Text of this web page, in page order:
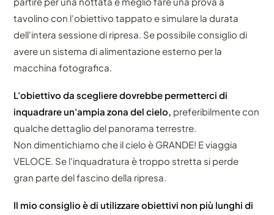
tavolino con l'obiettivo tappato e simulare la durata
dell'intera sessione di ripresa. Se possibile consiglio di
avere un sistema di alimentazione esterno per la
macchina fotografica.
L'obiettivo da scegliere dovrebbe permetterci di
inquadrare un'ampia zona del cielo, preferibilmente con
qualche dettaglio del panorama terrestre.
Non dimentichiamo che il cielo è GRANDE! E viaggia
VELOCE. Se l'inquadratura è troppo stretta si perde
gran parte del fascino della ripresa.
Il mio consiglio è di utilizzare obiettivi non più lunghi di